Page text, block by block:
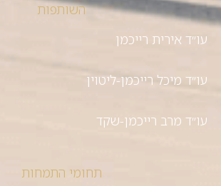
השותפות
עו״ד אירית רייכמן
עו״ד מיכל רייכמן-ליטוין
עו״ד מרב רייכמן-שקד
תחומי התמחות